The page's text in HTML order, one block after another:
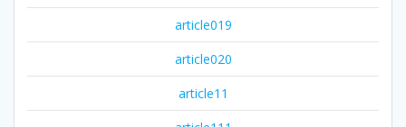
article019
article020
article11